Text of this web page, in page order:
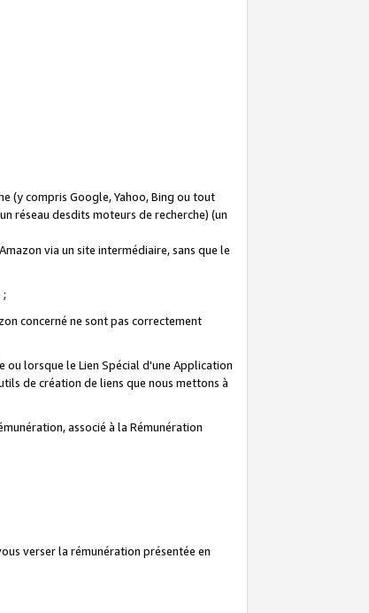
(y compris Google, Yahoo, Bing ou tout
réseau desdits moteurs de recherche) (un
via un site intermédiaire, sans que le
;
concerné ne sont pas correctement
ou lorsque le Lien Spécial d'une Application
de création de liens que nous mettons à
associé à la Rémunération
verser la rémunération présentée en